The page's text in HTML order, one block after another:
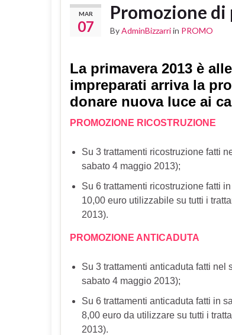
MAR
07
Promozione di
ByAdminBizzarriin PROMO
La primavera 2013 è
impreparati arriva la
donare nuova luce ai
PROMOZIONE RICOSTRUZIONE
Su 3 trattamenti ricostruzione fatti
sabato 4 maggio 2013);
Su 6 trattamenti ricostruzione fatti
10,00 euro utilizzabile su tutti i
2013).
PROMOZIONE ANTICADUTA
Su 3 trattamenti anticaduta fatti
sabato 4 maggio 2013);
Su 6 trattamenti anticaduta fatti in
8,00 euro da utilizzare su tutti i
2013).